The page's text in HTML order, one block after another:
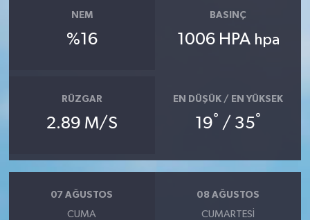
NEM
%16
BASINÇ
1006 HPA hpa
RÜZGAR
2.89 M/S
EN DÜŞÜK / EN YÜKSEK
19° / 35°
07 AĞUSTOS
CUMA
08 AĞUSTOS
CUMARTESI